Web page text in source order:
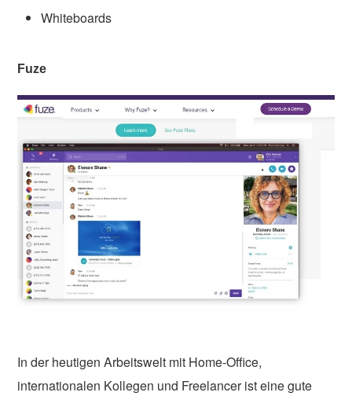
Whiteboards
Fuze
In der heutigen Arbeitswelt mit Home-Office,
internationalen Kollegen und Freelancer ist eine gute